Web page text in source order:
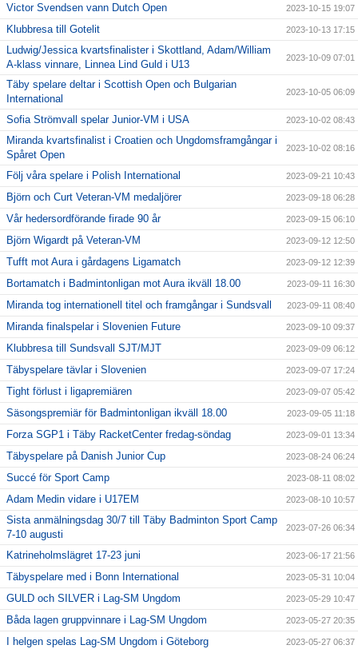
Victor Svendsen vann Dutch Open 2023-10-15 19:07
Klubbresa till Gotelit 2023-10-13 17:15
Ludwig/Jessica kvartsfinalister i Skottland, Adam/William
A-klass vinnare, Linnea Lind Guld i U13
2023-10-09 07:01
Täby spelare deltar i Scottish Open och Bulgarian
International
2023-10-05 06:09
Sofia Strömvall spelar Junior-VM i USA 2023-10-02 08:43
Miranda kvartsfinalist i Croatien och Ungdomsframgångar i
Spåret Open
2023-10-02 08:16
Följ våra spelare i Polish International 2023-09-21 10:43
Björn och Curt Veteran-VM medaljörer 2023-09-18 06:28
Vår hedersordförande firade 90 år 2023-09-15 06:10
Björn Wigardt på Veteran-VM 2023-09-12 12:50
Tufft mot Aura i gårdagens Ligamatch 2023-09-12 12:39
Bortamatch i Badmintonligan mot Aura ikväll 18.00 2023-09-11 16:30
Miranda tog internationell titel och framgångar i Sundsvall 2023-09-11 08:40
Miranda finalspelar i Slovenien Future 2023-09-10 09:37
Klubbresa till Sundsvall SJT/MJT 2023-09-09 06:12
Täbyspelare tävlar i Slovenien 2023-09-07 17:24
Tight förlust i ligapremiären 2023-09-07 05:42
Säsongspremiär för Badmintonligan ikväll 18.00 2023-09-05 11:18
Forza SGP1 i Täby RacketCenter fredag-söndag 2023-09-01 13:34
Täbyspelare på Danish Junior Cup 2023-08-24 06:24
Succé för Sport Camp 2023-08-11 08:02
Adam Medin vidare i U17EM 2023-08-10 10:57
Sista anmälningsdag 30/7 till Täby Badminton Sport Camp
7-10 augusti
2023-07-26 06:34
Katrineholmslägret 17-23 juni 2023-06-17 21:56
Täbyspelare med i Bonn International 2023-05-31 10:04
GULD och SILVER i Lag-SM Ungdom 2023-05-29 10:47
Båda lagen gruppvinnare i Lag-SM Ungdom 2023-05-27 20:35
I helgen spelas Lag-SM Ungdom i Göteborg 2023-05-27 06:37